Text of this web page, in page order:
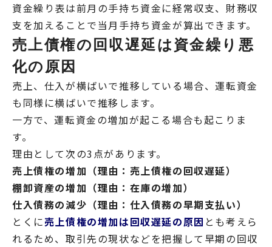
資金繰り表は前月の手持ち資金に経常収支、財務収
支を加えることで当月手持ち資金が算出できます。
売上債権の回収遅延は資金繰り悪
化の原因
売上、仕入が横ばいで推移している場合、運転資金
も同様に横ばいで推移します。
一方で、運転資金の増加が起こる場合も起こりま
す。
理由として次の3点があります。
売上債権の増加（理由：売上債権の回収遅延）
棚卸資産の増加（理由：在庫の増加）
仕入債務の減少（理由：仕入債務の早期支払い）
とくに売上債権の増加は回収遅延の原因 とも考えら
れるため、取引先の現状などを把握して早期の回収